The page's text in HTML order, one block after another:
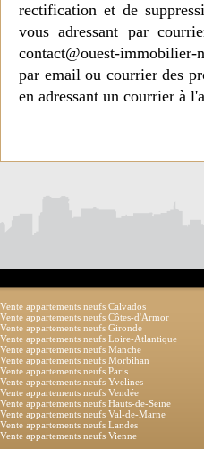
rectification et de
vous adressant par
contact@ouest-immobilier-
par email ou courrier des
en adressant un courrier à
Vente appartements neufs Calvados
Vente appartements neufs Côtes-d'Armor
Vente appartements neufs Gironde
Vente appartements neufs Loire-Atlantique
Vente appartements neufs Manche
Vente appartements neufs Morbihan
Vente appartements neufs Paris
Vente appartements neufs Yvelines
Vente appartements neufs Vendée
Vente appartements neufs Hauts-de-Seine
Vente appartements neufs Val-de-Marne
Vente appartements neufs Landes
Vente appartements neufs Vienne